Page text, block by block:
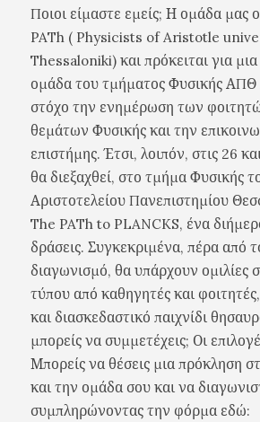
Ποιοι είμαστε εμείς; Η ομάδα μας
PATh ( Physicists of Aristotle
Thessaloniki) και πρόκειται για
ομάδα του τμήματος Φυσικής ΑΠΘ
στόχο την ενημέρωση των
θεμάτων Φυσικής και την
επιστήμης. Έτσι, λοιπόν, στις 26
θα διεξαχθεί, στο τμήμα Φυσικής
Αριστοτελείου Πανεπιστημίου
The PATh to PLANCKS, ένα
δράσεις. Συγκεκριμένα, πέρα από
διαγωνισμό, θα υπάρχουν ομιλίες
τύπου από καθηγητές και
και διασκεδαστικό παιχνίδι
μπορείς να συμμετέχεις; Οι
Μπορείς να θέσεις μια πρόκληση
και την ομάδα σου και να
συμπληρώνοντας την φόρμα εδώ: